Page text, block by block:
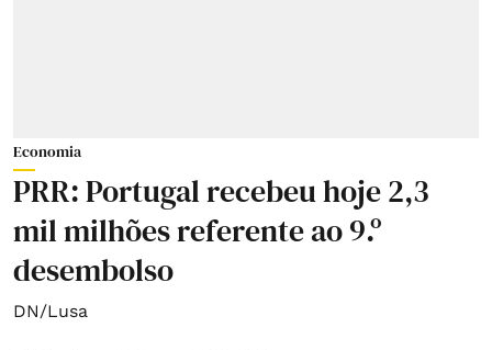
Economia
PRR: Portugal recebeu hoje 2,3
mil milhões referente ao 9.º
desembolso
DN/Lusa